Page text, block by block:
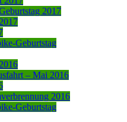
2017
Geburtstag
– Mai 2016
2016
Geburtstag